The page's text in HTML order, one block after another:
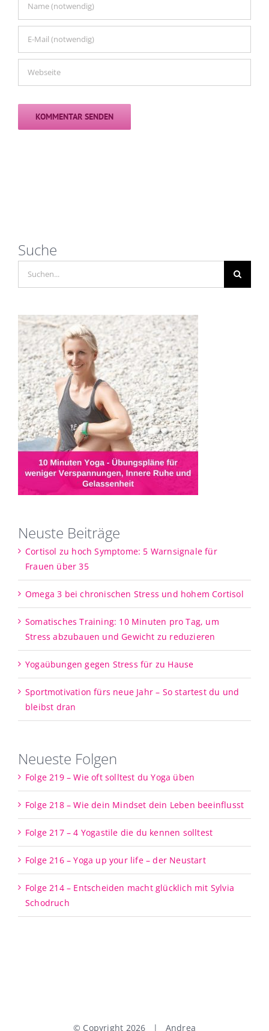
Suche
Neuste Beiträge
Cortisol zu hoch Symptome: 5 Warnsignale für
Frauen über 35
Omega 3 bei chronischen Stress und hohem Cortisol
Somatisches Training: 10 Minuten pro Tag, um
Stress abzubauen und Gewicht zu reduzieren
Yogaübungen gegen Stress für zu Hause
Sportmotivation fürs neue Jahr – So startest du und
bleibst dran
Neueste Folgen
Folge 219 – Wie oft solltest du Yoga üben
Folge 218 – Wie dein Mindset dein Leben beeinflusst
Folge 217 – 4 Yogastile die du kennen solltest
Folge 216 – Yoga up your life – der Neustart
Folge 214 – Entscheiden macht glücklich mit Sylvia
Schodruch
© Copyright 2026 | Andrea